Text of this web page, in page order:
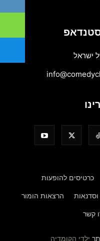
ישראל
כרטיסים להופעות
הרצאות הומור
קשר
ילדי הקומדיה